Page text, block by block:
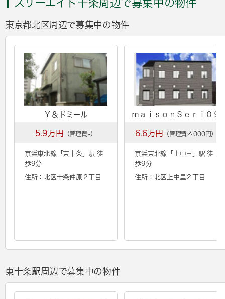
スリーエイト十条周辺で募集中の物件
東京都北区周辺で募集中の物件
Ｙ＆ドミール
5.9万円 （管理費:-）
京浜東北線「東十条 」駅 徒
歩9分
住所：北区十条仲原２丁目
ｍａｉｓｏｎＳｅｒｉ０９
6.6万円 （管理費:4,000円）
京浜東北線「 上中里 」駅 徒
歩9分
住所：北区上中里２丁目
東十条駅周辺で募集中の物件